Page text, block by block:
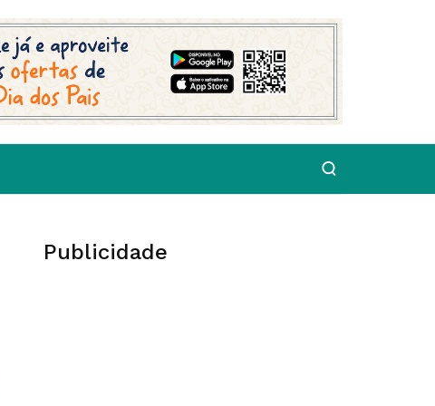
Publicidade